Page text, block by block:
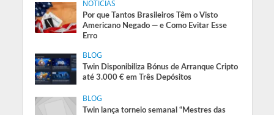
NOTÍCIAS
Por que Tantos Brasileiros Têm o Visto
Americano Negado — e Como Evitar Esse
Erro
BLOG
Twin Disponibiliza Bónus de Arranque Cripto
até 3.000 € em Três Depósitos
BLOG
Twin lança torneio semanal “Mestres das